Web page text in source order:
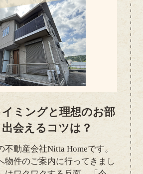
ミングと理想のお部
会えるコツは？
動産会社Nitta Homeです。
物件のご案内に行ってきまし